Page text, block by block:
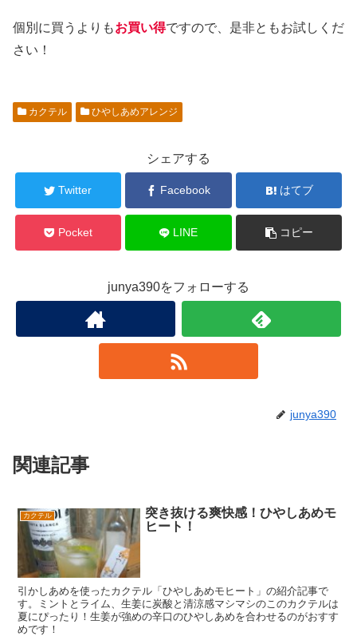
個別に買うよりもお買い得ですので、是非ともお試しくだ
さい！
カクテル ひやしあめアレンジ
シェアする
Twitter Facebook はてブ
Pocket LINE コピー
junya390をフォローする
junya390
関連記事
カクテル
突き抜ける爽快感！ひやしあめモ
ヒート！
引かしあめを使ったカクテル「ひやしあめモヒート」の紹介記事で
す。ミントとライム、生姜に炭酸と清涼感マシマシのこのカクテルは
夏にぴったり！生姜が強めの辛口のひやしあめを合わせるのがおすす
めです！